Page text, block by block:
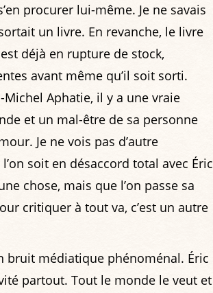
procurer lui-même. Je ne savais
un livre. En revanche, le livre
déjà en rupture de stock,
avant même qu’il soit sorti.
Michel Aphatie, il y a une vraie
et un mal-être de sa personne
Je ne vois pas d’autre
soit en désaccord total avec Éric
chose, mais que l’on passe sa
critiquer à tout va, c’est un autre
bruit médiatique phénoménal. Éric
partout. Tout le monde le veut et